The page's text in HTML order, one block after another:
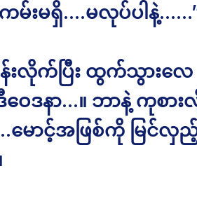
မ်းမရှိ….မလုပ်ပါနဲ့
လိုက်ပြီး ထွက်သွားလေ
ဒနာ…။ ဘာနဲ့ ကုစား
ောင့်အဖြစ်ကို မြင်လှ